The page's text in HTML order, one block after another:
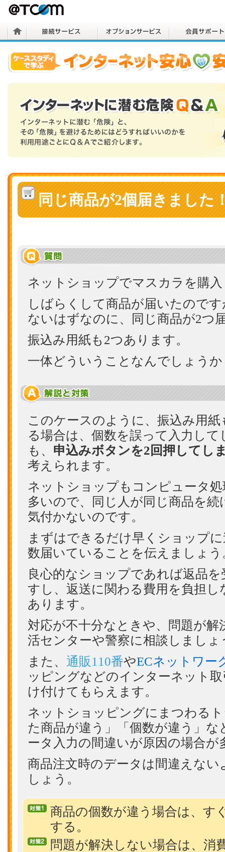
同じ商品が2個届きました
ネットショップでマスカラを購
しばらくして商品が届いたので
ないはずなのに、同じ商品が2つ
振込み用紙も2つあります。
一体どういうことなんでしょうか
このケースのように、振込み用
る場合は、個数を誤って入力し
も、 申込みボタンを2回押してし
考えられます。
ネットショップもコンピュータ
多いので、同じ人が同じ商品を
気付かないのです。
まずはできるだけ早くショップ
数届いていることを伝えましょう
良心的なショップであれば返品
すし、返送に関わる費用を負担
あります。
対応が不十分なときや、問題が解
活センターや警察に相談しましょ
また、 通販110番やECネットワー
ッピングなどのインターネット
け付けてもらえます。
ネットショッピングにまつわる
た商品が違う」「個数が違う」な
ータ入力の間違いが原因の場合が
商品注文時のデータは間違えない
しょう。
商品の個数が違う場合は、す
する。
問題が解決しない場合は、消